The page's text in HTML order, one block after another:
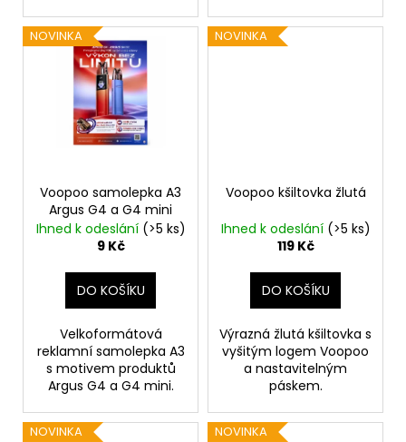
NOVINKA
Voopoo samolepka A3
Argus G4 a G4 mini
Ihned k odeslání (>5 ks)
9 Kč
DO KOŠÍKU
Velkoformátová
reklamní samolepka A3
s motivem produktů
Argus G4 a G4 mini.
NOVINKA
Voopoo kšiltovka žlutá
Ihned k odeslání (>5 ks)
119 Kč
DO KOŠÍKU
Výrazná žlutá kšiltovka s
vyšitým logem Voopoo
a nastavitelným
páskem.
NOVINKA NOVINKA